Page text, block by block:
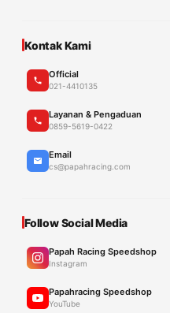
Kontak Kami
Official
021-4410135
Layanan & Pengaduan
0859-5619-0422
Email
cs@papahracing.com
Follow Social Media
Papah Racing Speedshop
Instagram
Papahracing Speedshop
YouTube